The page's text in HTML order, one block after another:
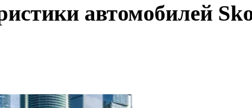
автомобилей